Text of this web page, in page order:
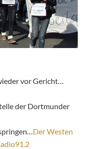
vor Gericht…
der Dortmunder
Der Westen